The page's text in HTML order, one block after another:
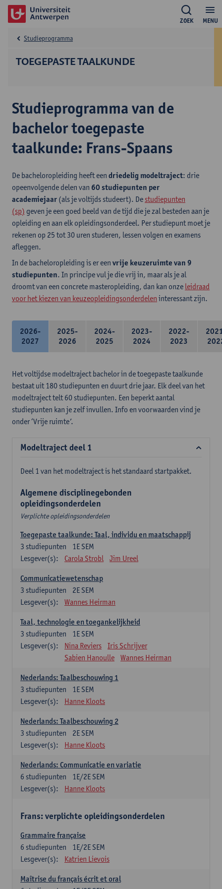
MENU
ZOEK
TOEGEPASTE TAALKUNDE
Studieprogramma
Studieprogramma van de
bachelor toegepaste
taalkunde: Frans-Spaans
De bacheloropleiding heeft een driedelig modeltraject: drie
opeenvolgende delen van 60 studiepunten per
academiejaar (als je voltijds studeert). De studiepunten
(sp) geven je een goed beeld van de tijd die je zal besteden aan je
opleiding en aan elk opleidingsonderdeel. Per studiepunt moet je
rekenen op 25 tot 30 uren studeren, lessen volgen en examens
afleggen.
In de bacheloropleiding is er een vrije keuzeruimte van 9
studiepunten. In principe vul je die vrij in, maar als je al
droomt van een concrete masteropleiding, dan kan onze leidraad
voor het kiezen van keuzeopleidingsonderdelen interessant zijn.
2026-
2027
2025-
2026
2024-
2025
2023-
2024
2022-
2023
Het voltijdse modeltraject bachelor in de toegepaste taalkunde
bestaat uit 180 studiepunten en duurt drie jaar. Elk deel van het
modeltraject telt 60 studiepunten. Een beperkt aantal
studiepunten kan je zelf invullen. Info en voorwaarden vind je
onder ‘Vrije ruimte’.
Modeltraject deel 1
Deel 1 van het modeltraject is het standaard startpakket.
Algemene disciplinegebonden
opleidingsonderdelen
Verplichte opleidingsonderdelen
Toegepaste taalkunde: Taal, individu en maatschappij
1E SEM
3 studiepunten
Lesgever(s):
Carola Strobl Jim Ureel
Communicatiewetenschap
2E SEM
3 studiepunten
Lesgever(s):
Wannes Heirman
Taal, technologie en toegankelijkheid
1E SEM
3 studiepunten
Lesgever(s):
Nina Reviers
Iris Schrijver
Sabien Hanoulle
Wannes Heirman
Nederlands: Taalbeschouwing 1
1E SEM
3 studiepunten
Lesgever(s):
Hanne Kloots
Nederlands: Taalbeschouwing 2
2E SEM
3 studiepunten
Lesgever(s):
Hanne Kloots
Nederlands: Communicatie en variatie
1E/2E SEM
6 studiepunten
Lesgever(s):
Hanne Kloots
Frans: verplichte opleidingsonderdelen
Grammaire française
1E/2E SEM
6 studiepunten
Lesgever(s):
Katrien Lievois
Maîtrise du français écrit et oral